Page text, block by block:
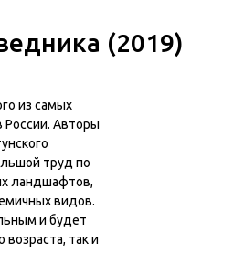
(2019)
из самых
России. Авторы
труд по
ландшафтов,
видов.
и будет
возраста, так и